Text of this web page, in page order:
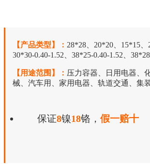
【产品类型】： 28*28、20*20、15*15、
30*30-0.40-1.52、38*25-0.40-1.52、
【用途范围】： 压力容器、日用电器、
械、汽车用、家用电器、轨道交通、集
保证8镍18铬， 假一赔十